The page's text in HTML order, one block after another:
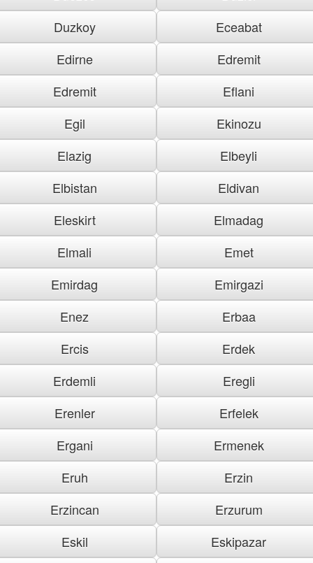
Duzkoy
Eceabat
Edirne
Edremit
Edremit
Eflani
Egil
Ekinozu
Elazig
Elbeyli
Elbistan
Eldivan
Eleskirt
Elmadag
Elmali
Emet
Emirdag
Emirgazi
Enez
Erbaa
Ercis
Erdek
Erdemli
Eregli
Erenler
Erfelek
Ergani
Ermenek
Eruh
Erzin
Erzincan
Erzurum
Eskil
Eskipazar